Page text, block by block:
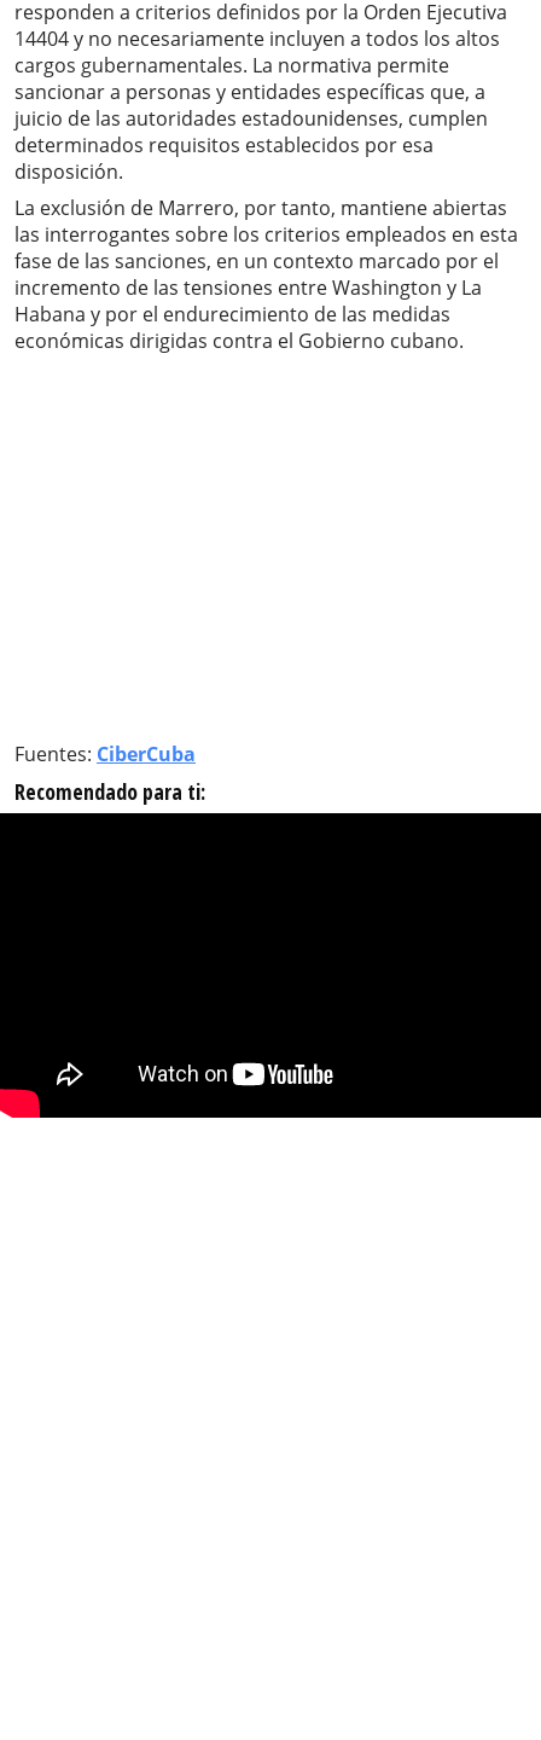
responden a criterios definidos por la Orden Ejecutiva
14404 y no necesariamente incluyen a todos los altos
cargos gubernamentales. La normativa permite
sancionar a personas y entidades específicas que, a
juicio de las autoridades estadounidenses, cumplen
determinados requisitos establecidos por esa
disposición.
La exclusión de Marrero, por tanto, mantiene abiertas
las interrogantes sobre los criterios empleados en esta
fase de las sanciones, en un contexto marcado por el
incremento de las tensiones entre Washington y La
Habana y por el endurecimiento de las medidas
económicas dirigidas contra el Gobierno cubano.
Fuentes: CiberCuba
Recomendado para ti: